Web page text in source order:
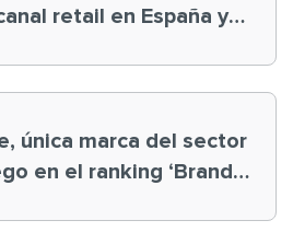
retail en España y
única marca del sector
en el ranking ‘Brand